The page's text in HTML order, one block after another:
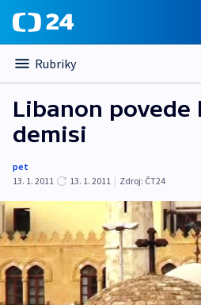
Rubriky
Libanon povede
demisi
pet
13. 1. 2011
13. 1. 2011 | Zdroj: ČT24